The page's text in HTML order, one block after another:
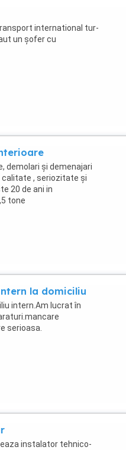
international tur-
un șofer cu
demolari și demenajari
calitate , seriozitate și
20 de ani in
tone
la domiciliu
intern.Am lucrat în
serioasa.
instalator tehnico-